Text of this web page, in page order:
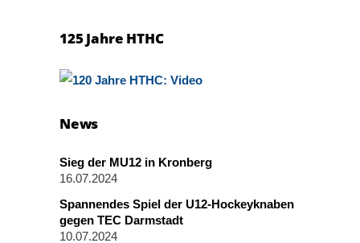
125 Jahre HTHC
News
Sieg der MU12 in Kronberg
16.07.2024
Spannendes Spiel der U12-Hockeyknaben
gegen TEC Darmstadt
10.07.2024